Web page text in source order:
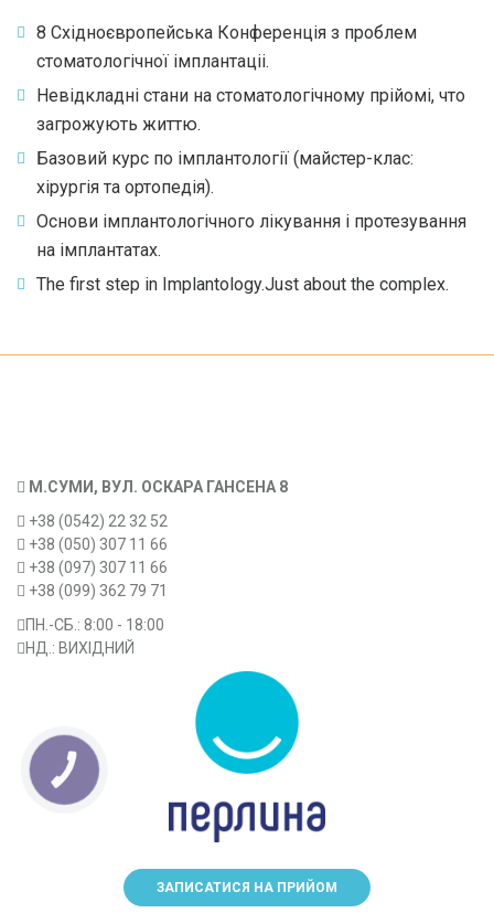
8 Східноєвропейська Конференція з проблем
стоматологічної імплантаціі.
Невідкладні стани на стоматологічному прійомі, что
загрожують життю.
Базовий курс по імплантології (майстер-клас:
хірургія та ортопедія).
Основи імплантологічного лікування і протезування
на імплантатах.
The first step in Implantology.Just about the complex.
М.СУМИ, ВУЛ. ОСКАРА ГАНСЕНА 8
+38 (0542) 22 32 52
+38 (050) 307 11 66
+38 (097) 307 11 66
+38 (099) 362 79 71
ПН.-CБ.: 8:00 - 18:00
НД.: ВИХІДНИЙ
ЗАПИСАТИСЯ НА ПРИЙОМ
КНОПКА
ЗВ'ЯЗКУ